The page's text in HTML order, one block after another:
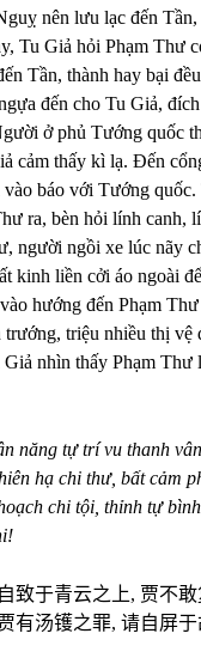
nên lưu lạc đến Tần,
Tu Giả hỏi Phạm Thư
Tần, thành hay bại
đến cho Tu Giả,
ở phủ Tướng quốc
cảm thấy kì lạ. Đến
báo với Tướng
ra, bèn hỏi lính canh,
người ngồi xe lúc nãy
kinh liền cởi áo ngoài
hướng đến Phạm
triệu nhiều thị vệ
nhìn thấy Phạm Thư
năng tự trí vu thanh
hạ chi thư, bất cảm
chi tội, thỉnh tự
致于青云之上, 贾不
有汤镬之罪, 请自屏